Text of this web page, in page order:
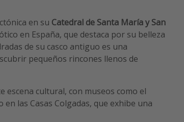
en su Catedral de Santa María y San
en España, que destaca por su belleza
de su casco antiguo es una
pequeños rincones llenos de
escena cultural, con museos como el
en las Casas Colgadas, que exhibe una